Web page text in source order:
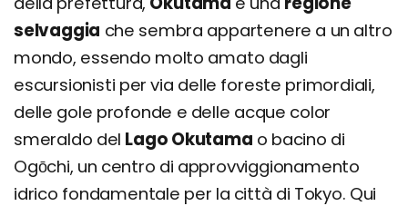
selvaggia che sembra appartenere a un altro
mondo, essendo molto amato dagli
escursionisti per via delle foreste primordiali,
delle gole profonde e delle acque color
smeraldo del Lago Okutama o bacino di
Ogōchi, un centro di approvviggionamento
idrico fondamentale per la città di Tokyo. Qui